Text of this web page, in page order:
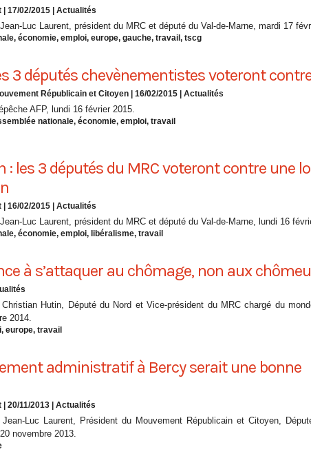
| 17/02/2015 Actualités
Luc Laurent, président du MRC et député du Val-de-Marne, mardi 17
, économie, emploi, europe, gauche, travail , tscg
3 députés chevènementistes voteront
Républicain et Citoyen | 16/02/2015 Actualités
AFP, lundi 16 février 2015.
nationale, économie, emploi, travail
: les 3 députés du MRC voteront contre une
| 16/02/2015 Actualités
Luc Laurent, président du MRC et député du Val-de-Marne, lundi 16
, économie, emploi, libéralisme, travail
à s’attaquer au chômage, non aux
Hutin, Député du Nord et Vice-président du MRC chargé du
2014.
, europe, travail
administratif à Bercy serait une bonne
| 20/11/2013 Actualités
Jean-Luc Laurent, Président du Mouvement Républicain et Citoyen,
novembre 2013.